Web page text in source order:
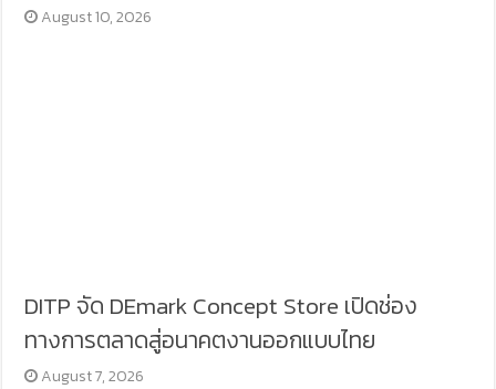
August 10, 2026
DITP จัด DEmark Concept Store เปิดช่อง
ทางการตลาดสู่อนาคตงานออกแบบไทย
August 7, 2026